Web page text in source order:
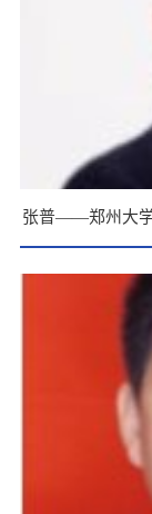
张普——郑州大学